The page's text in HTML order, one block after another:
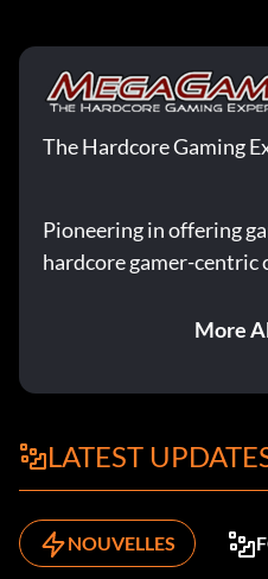
The Hardcore Gaming
Pioneering in offering
hardcore gamer-centric
More
LATEST
NOUVELLES